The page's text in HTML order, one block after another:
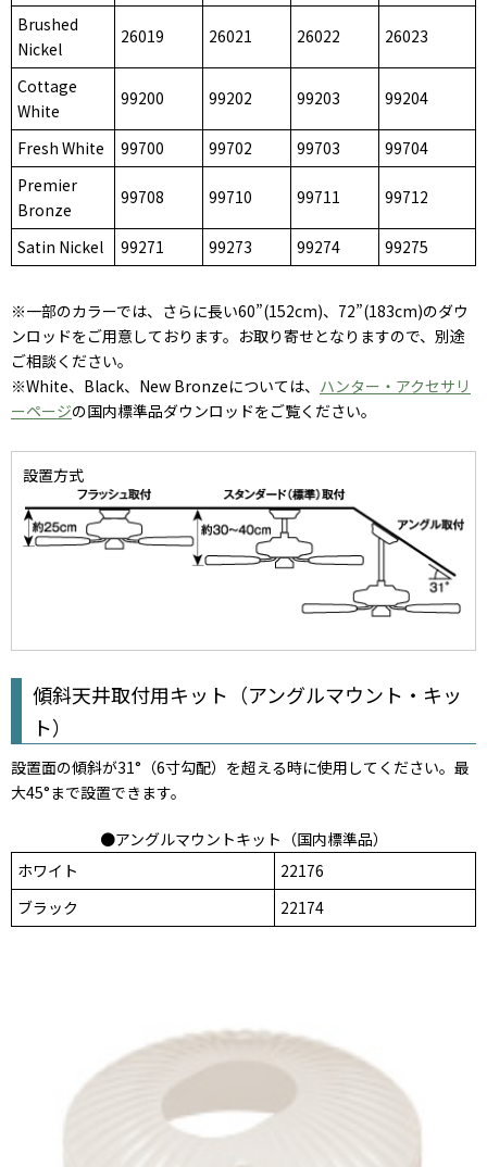
Brushed
Nickel
26019 26021 26022 26023
Cottage
White
99200 99202 99203 99204
Fresh White 99700 99702 99703
99704
Premier
Bronze
99708 99710 99711 99712
Satin Nickel 99271 99273 99274 99275
※一部のカラーでは、さらに長い60”(152cm)、72”(183cm)のダウ
ンロッドをご用意しております。お取り寄せとなりますので、別途
ご相談ください。
※White、Black、New Bronzeについては、 ハンター・アクセサリ
ーページの国内標準品ダウンロッドをご覧ください。
設置方式
傾斜天井取付用キット（アングルマウント・キッ
ト）
設置面の傾斜が31°（6寸勾配）を超える時に使用してください。最
大45°まで設置できます。
●アングルマウントキット（国内標準品）
ホワイト
22176
ブラック
22174